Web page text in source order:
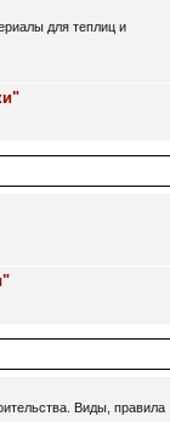
для теплиц и
Виды, правила